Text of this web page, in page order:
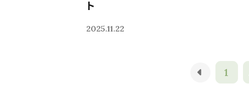
ト
2025.11.22
1